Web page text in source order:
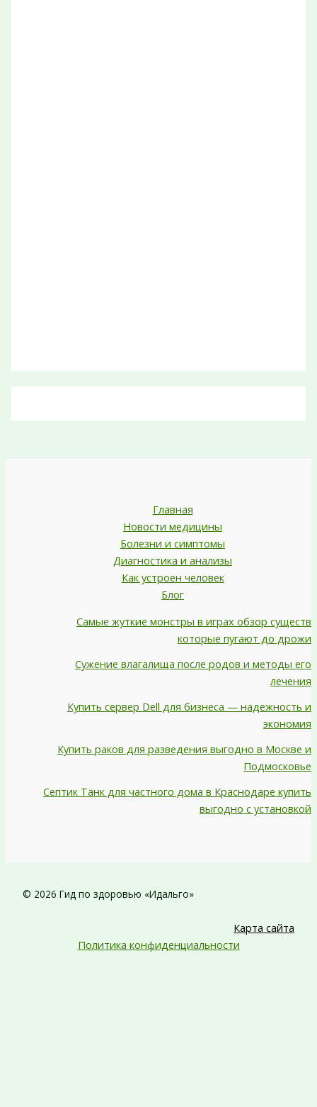
Главная
Новости медицины
Болезни и симптомы
Диагностика и анализы
Как устроен человек
Блог
Самые жуткие монстры в играх обзор существ
которые пугают до дрожи
Сужение влагалища после родов и методы его
лечения
Купить сервер Dell для бизнеса — надежность и
экономия
Купить раков для разведения выгодно в Москве и
Подмосковье
Септик Танк для частного дома в Краснодаре купить
выгодно с установкой
© 2026 Гид по здоровью «Идальго»
Карта сайта
Политика конфиденциальности